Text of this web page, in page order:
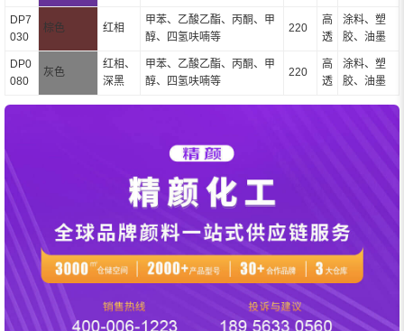
DP7
030
棕色 红相
甲苯、乙酸乙酯、丙酮、甲
醇、四氢呋喃等
220
高
透
涂料、塑
胶、油墨
DP0
080
灰色
红相、
深黑
甲苯、乙酸乙酯、丙酮、甲
醇、四氢呋喃等
220
高
透
涂料、塑
胶、油墨